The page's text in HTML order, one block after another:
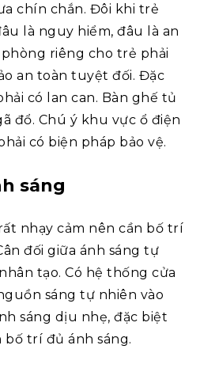
chín chắn. Đôi khi trẻ
là nguy hiểm, đâu là an
riêng cho trẻ phải
an toàn tuyệt đối. Đặc
có lan can. Bàn ghế tủ
đổ. Chú ý khu vực ổ điện
có biện pháp bảo vệ.
sáng
nhạy cảm nên cần bố trí
đối giữa ánh sáng tự
tạo. Có hệ thống cửa
sáng tự nhiên vào
sáng dịu nhẹ, đặc biệt
bố trí đủ ánh sáng.